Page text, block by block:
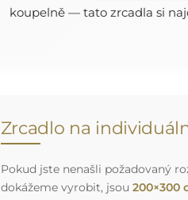
koupelně — tato zrcadla si
Zrcadlo na
Pokud jste nenašli požadovaný
dokážeme vyrobit, jsou 200×300